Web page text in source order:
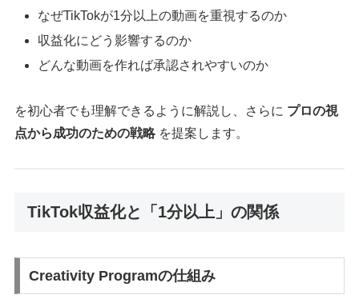
なぜTikTokが1分以上の動画を重視するのか
収益化にどう影響するのか
どんな動画を作れば承認されやすいのか
を初心者でも理解できるように解説し、さらに プロの視
点から成功のための戦略を提案します。
TikTok収益化と「1分以上」の関係
Creativity Programの仕組み